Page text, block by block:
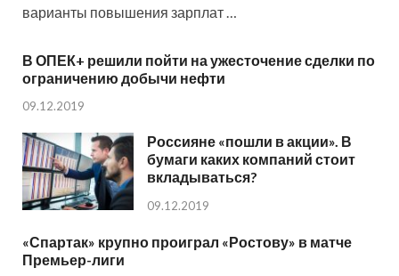
варианты повышения зарплат …
В ОПЕК+ решили пойти на ужесточение сделки по
ограничению добычи нефти
09.12.2019
Россияне «пошли в акции». В
бумаги каких компаний стоит
вкладываться?
09.12.2019
«Спартак» крупно проиграл «Ростову» в матче
Премьер-лиги